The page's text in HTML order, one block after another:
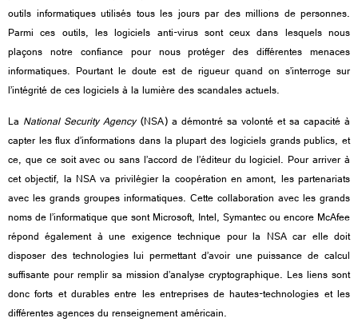
outils informatiques utilisés tous les jours par des millions de personnes.
Parmi ces outils, les logiciels anti-virus sont ceux dans lesquels nous
plaçons notre confiance pour nous protéger des différentes menaces
informatiques. Pourtant le doute est de rigueur quand on s’interroge sur
l’intégrité de ces logiciels à la lumière des scandales actuels.
La National Security Agency(NSA) a démontré sa volonté et sa capacité à
capter les flux d’informations dans la plupart des logiciels grands publics, et
ce, que ce soit avec ou sans l’accord de l’éditeur du logiciel. Pour arriver à
cet objectif, la NSA va privilégier la coopération en amont, les partenariats
avec les grands groupes informatiques. Cette collaboration avec les grands
noms de l’informatique que sont Microsoft, Intel, Symantec ou encore McAfee
répond également à une exigence technique pour la NSA car elle doit
disposer des technologies lui permettant d’avoir une puissance de calcul
suffisante pour remplir sa mission d’analyse cryptographique. Les liens sont
donc forts et durables entre les entreprises de hautes-technologies et les
différentes agences du renseignement américain.